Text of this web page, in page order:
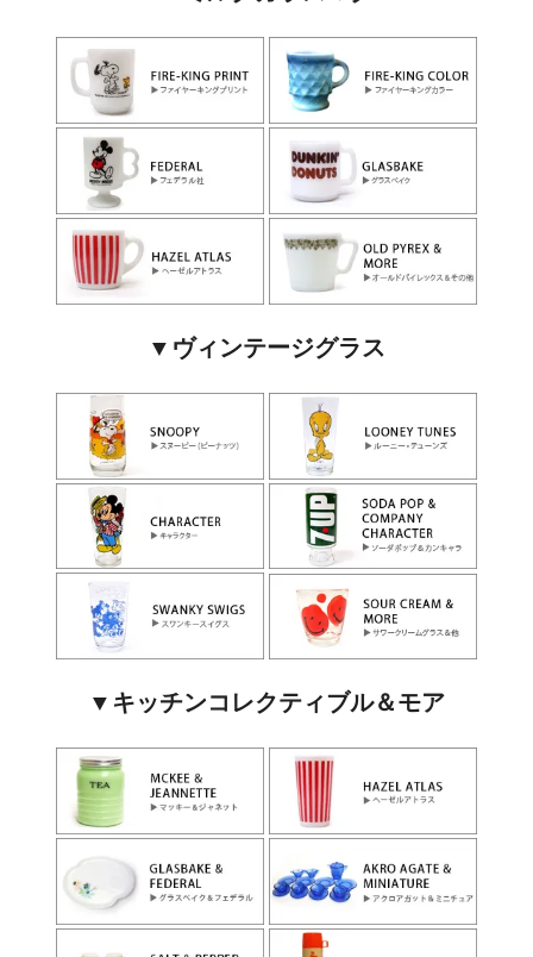
▼ヴィンテージグラス
▼キッチンコレクティブル＆モア